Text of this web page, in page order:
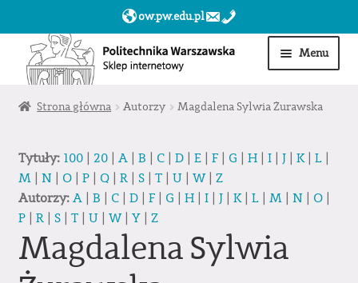
ow.pw.edu.pl
Przejdź
do
nawigacji
Przejdź
do
treści
Menu
Start
Moje konto
Obserwowane
Sklep dla jednostek PW »
Strona główna Autorzy Magdalena Sylwia Żurawska
Tytuły: 100| 20| A| B C| D| E| F| G H| I| J| K| L|
M| N| O| P| Q| R| S| T| U W| Z
Autorzy: A| B C| D| F| G H| I| J| K| L| M| N| O|
P| R| S| T| U W| Y| Z
Magdalena Sylwia